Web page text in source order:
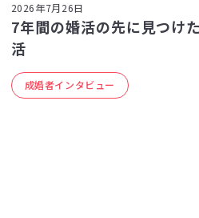
2026年7月26日
7年間の婚活の先に見つけ
活
成婚者インタビュー